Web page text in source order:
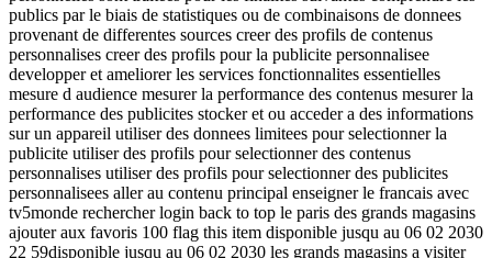
publics par le biais de statistiques ou de combinaisons de donnees
provenant de differentes sources creer des profils de contenus
personnalises creer des profils pour la publicite personnalisee
developper et ameliorer les services fonctionnalites essentielles
mesure d audience mesurer la performance des contenus mesurer la
performance des publicites stocker et ou acceder a des informations
sur un appareil utiliser des donnees limitees pour selectionner la
publicite utiliser des profils pour selectionner des contenus
personnalises utiliser des profils pour selectionner des publicites
personnalisees aller au contenu principal enseigner le francais avec
tv5monde rechercher login back to top le paris des grands magasins
ajouter aux favoris 100 flag this item disponible jusqu au 06 02 2030
22 59disponible jusqu au 06 02 2030 les grands magasins a visiter